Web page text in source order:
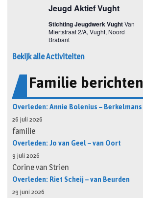
Bekijk alle Activiteiten
Familie berichten
Overleden: Annie Bolenius – Berkelmans
26 juli 2026
familie
Overleden: Jo van Geel – van Oort
9 juli 2026
Corine van Strien
Overleden: Riet Scheij – van Beurden
29 juni 2026